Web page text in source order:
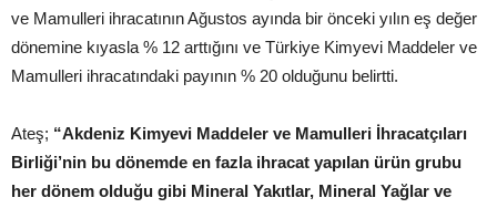
ve Mamulleri ihracatının Ağustos ayında bir önceki yılın eş değer
dönemine kıyasla % 12 arttığını ve Türkiye Kimyevi Maddeler ve
Mamulleri ihracatındaki payının % 20 olduğunu belirtti.
Ateş; “Akdeniz Kimyevi Maddeler ve Mamulleri İhracatçıları
Birliği’nin bu dönemde en fazla ihracat yapılan ürün grubu
her dönem olduğu gibi Mineral Yakıtlar, Mineral Yağlar ve